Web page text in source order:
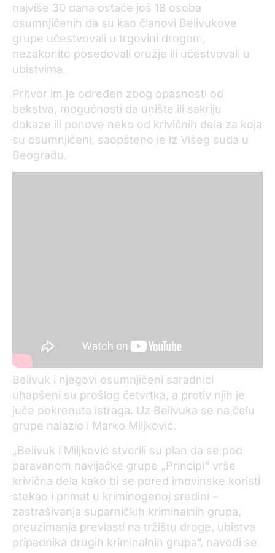
najviše 30 dana ostaće još 18 osoba
osumnjičenih da su kao članovi Belivukove
grupe učestvovali u trgovini drogom,
nezakonito posedovali oružje ili učestvovali u
ubistvima.
Pritvor im je određen zbog opasnosti od
bekstva, mogućnosti da unište ili sakriju
dokaze ili ponove neko od krivičnih dela za koja
su osumnjičeni, saopšteno je iz Višeg suda u
Beogradu.
Belivuk i njegovi osumnjičeni saradnici
uhapšeni su prošlog četvrtka, a protiv njih je
juče pokrenuta istraga. Uz Belivuka se na čelu
grupe nalazio i Marko Miljković.
„Belivuk i Miljković stvorili su plan da se pod
paravanom navijačke grupe „Principi“ vrše
krivična dela kako bi se pored imovinske koristi
stekao i primat u kriminogenoj sredini –
zastrašivanja suparničkih kriminalnih grupa,
preuzimanja prevlasti na tržištu droge, ubistva
pripadnika drugih kriminalnih grupa“, navodi se